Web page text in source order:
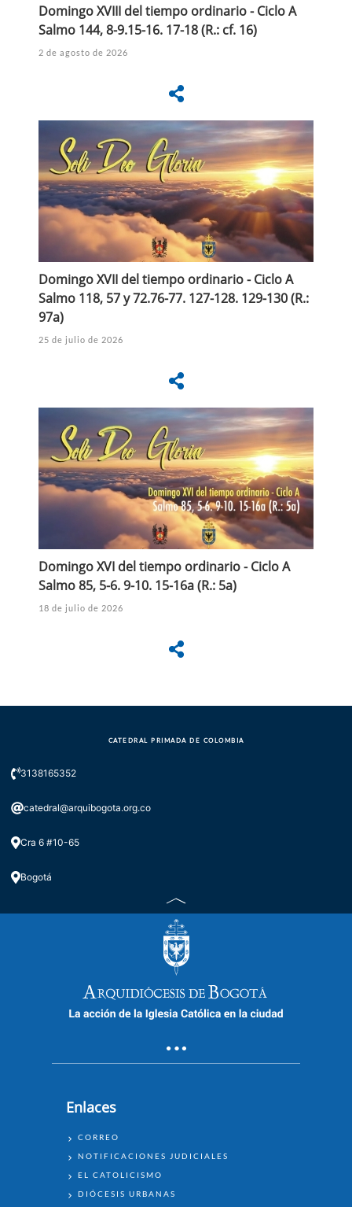
Domingo XVIII del tiempo ordinario - Ciclo A
Salmo 144, 8-9.15-16. 17-18 (R.: cf. 16)
2 de agosto de 2026
Domingo XVII del tiempo ordinario - Ciclo A
Salmo 118, 57 y 72.76-77. 127-128. 129-130 (R.:
97a)
25 de julio de 2026
Domingo XVI del tiempo ordinario - Ciclo A
Salmo 85, 5-6. 9-10. 15-16a (R.: 5a)
18 de julio de 2026
CATEDRAL PRIMADA DE COLOMBIA
3138165352
catedral@arquibogota.org.co
Cra 6 #10-65
Bogotá
Enlaces
ENLACES
CORREO
NOTIFICACIONES JUDICIALES
EL CATOLICISMO
DIÓCESIS URBANAS